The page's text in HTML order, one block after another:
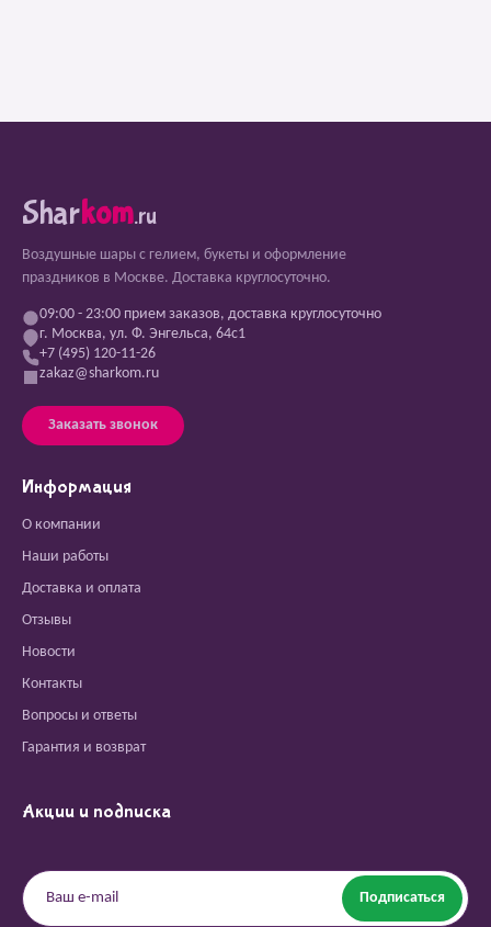
Sharkom.ru
Воздушные шары с гелием, букеты и оформление
праздников в Москве. Доставка круглосуточно.
09:00 - 23:00 прием заказов, доставка круглосуточно
г. Москва, ул. Ф. Энгельса, 64с1
+7 (495) 120-11-26
zakaz@sharkom.ru
Заказать звонок
Информация
О компании
Наши работы
Доставка и оплата
Отзывы
Новости
Контакты
Вопросы и ответы
Гарантия и возврат
Акции и подписка
Подписаться